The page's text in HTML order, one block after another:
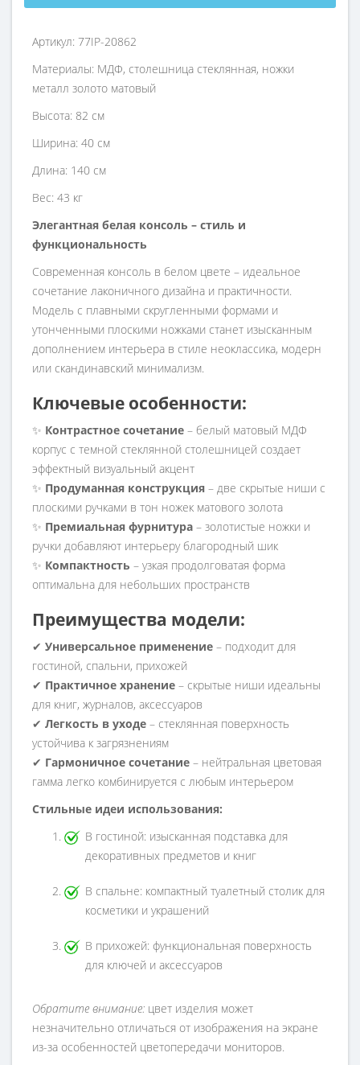
Артикул: 77IP-20862
Материалы: МДФ, столешница стеклянная, ножки
металл золото матовый
Высота: 82 см
Ширина: 40 см
Длина: 140 см
Вес: 43 кг
Элегантная белая консоль – стиль и
функциональность
Современная консоль в белом цвете – идеальное
сочетание лаконичного дизайна и практичности.
Модель с плавными скругленными формами и
утонченными плоскими ножками станет изысканным
дополнением интерьера в стиле неоклассика, модерн
или скандинавский минимализм.
Ключевые особенности:
✨ Контрастное сочетание – белый матовый МДФ
корпус с темной стеклянной столешницей создает
эффектный визуальный акцент
✨ Продуманная конструкция – две скрытые ниши с
плоскими ручками в тон ножек матового золота
✨ Премиальная фурнитура – золотистые ножки и
ручки добавляют интерьеру благородный шик
✨ Компактность – узкая продолговатая форма
оптимальна для небольших пространств
Преимущества модели:
✔ Универсальное применение – подходит для
гостиной, спальни, прихожей
✔ Практичное хранение – скрытые ниши идеальны
для книг, журналов, аксессуаров
✔ Легкость в уходе – стеклянная поверхность
устойчива к загрязнениям
✔ Гармоничное сочетание – нейтральная цветовая
гамма легко комбинируется с любым интерьером
Стильные идеи использования:
В гостиной: изысканная подставка для
декоративных предметов и книг
В спальне: компактный туалетный столик для
косметики и украшений
В прихожей: функциональная поверхность
для ключей и аксессуаров
Обратите внимание: цвет изделия может
незначительно отличаться от изображения на экране
из-за особенностей цветопередачи мониторов.